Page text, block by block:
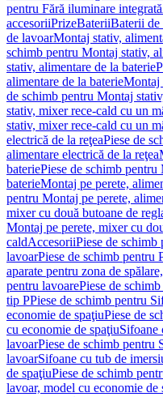
pentru Fără iluminare integrată
accesoriiPrizeBateriiBaterii de
de lavoarMontaj stativ,
schimb pentru Montaj stativ,
stativ, alimentare de la baterie
alimentare de la baterieMontaj
de schimb pentru Montaj
stativ, mixer rece-cald cu un
stativ, mixer rece-cald cu un
electrică de la reţeaPiese de
alimentare electrică de la reţea
bateriePiese de schimb pentru
baterieMontaj pe perete,
pentru Montaj pe perete,
mixer cu două butoane de
Montaj pe perete, mixer cu
caldAccesoriiPiese de schimb
lavoarPiese de schimb pentru
aparate pentru zona de
pentru lavoarePiese de
tip PPiese de schimb pentru
economie de spaţiuPiese de
cu economie de spaţiuSifoane
lavoarPiese de schimb pentru
lavoarSifoane cu tub de
de spaţiuPiese de schimb
lavoar, model cu economie de